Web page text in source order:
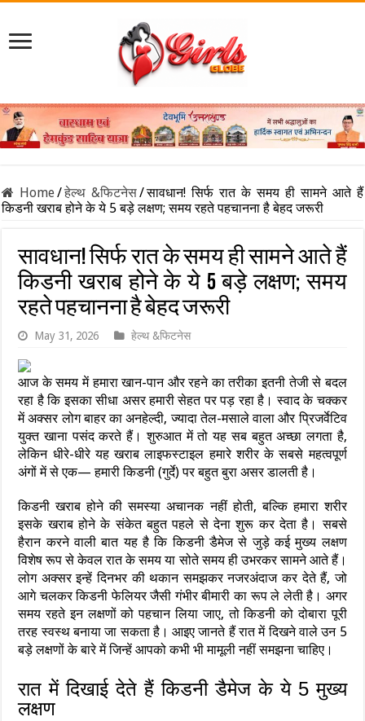
Home/हेल्थ &फिटनेस/सावधान! सिर्फ रात के समय ही सामने आते हैं
किडनी खराब होने के ये 5 बड़े लक्षण; समय रहते पहचानना है बेहद जरूरी
सावधान! सिर्फ रात के समय ही सामने आते हैं
किडनी खराब होने के ये 5 बड़े लक्षण; समय
रहते पहचानना है बेहद जरूरी
May 31, 2026 हेल्थ &फिटनेस
आज के समय में हमारा खान-पान और रहने का तरीका इतनी तेजी से बदल
रहा है कि इसका सीधा असर हमारी सेहत पर पड़ रहा है। स्वाद के चक्कर
में अक्सर लोग बाहर का अनहेल्दी, ज्यादा तेल-मसाले वाला और प्रिजर्वेटिव
युक्त खाना पसंद करते हैं। शुरुआत में तो यह सब बहुत अच्छा लगता है,
लेकिन धीरे-धीरे यह खराब लाइफस्टाइल हमारे शरीर के सबसे महत्वपूर्ण
अंगों में से एक— हमारी किडनी (गुर्दे) पर बहुत बुरा असर डालती है।
किडनी खराब होने की समस्या अचानक नहीं होती, बल्कि हमारा शरीर
इसके खराब होने के संकेत बहुत पहले से देना शुरू कर देता है। सबसे
हैरान करने वाली बात यह है कि किडनी डैमेज से जुड़े कई मुख्य लक्षण
विशेष रूप से केवल रात के समय या सोते समय ही उभरकर सामने आते हैं।
लोग अक्सर इन्हें दिनभर की थकान समझकर नजरअंदाज कर देते हैं, जो
आगे चलकर किडनी फेलियर जैसी गंभीर बीमारी का रूप ले लेती है। अगर
समय रहते इन लक्षणों को पहचान लिया जाए, तो किडनी को दोबारा पूरी
तरह स्वस्थ बनाया जा सकता है। आइए जानते हैं रात में दिखने वाले उन 5
बड़े लक्षणों के बारे में जिन्हें आपको कभी भी मामूली नहीं समझना चाहिए।
रात में दिखाई देते हैं किडनी डैमेज के ये 5 मुख्य
लक्षण